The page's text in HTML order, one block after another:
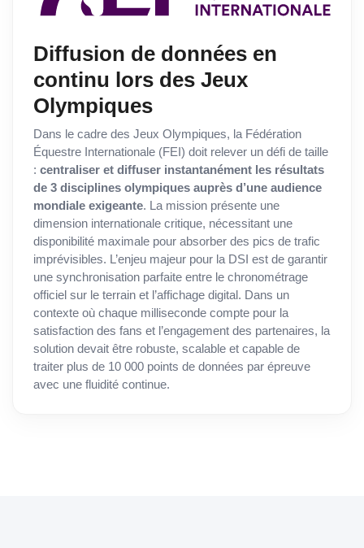
Diffusion de données en
continu lors des Jeux
Olympiques
Dans le cadre des Jeux Olympiques, la Fédération
Équestre Internationale (FEI) doit relever un défi de taille
: centraliser et diffuser instantanément les résultats
de 3 disciplines olympiques auprès d’une audience
mondiale exigeante. La mission présente une
dimension internationale critique, nécessitant une
disponibilité maximale pour absorber des pics de trafic
imprévisibles. L’enjeu majeur pour la DSI est de garantir
une synchronisation parfaite entre le chronométrage
officiel sur le terrain et l’affichage digital. Dans un
contexte où chaque milliseconde compte pour la
satisfaction des fans et l’engagement des partenaires, la
solution devait être robuste, scalable et capable de
traiter plus de 10 000 points de données par épreuve
avec une fluidité continue.